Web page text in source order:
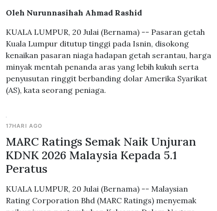
Oleh Nurunnasihah Ahmad Rashid
KUALA LUMPUR, 20 Julai (Bernama) -- Pasaran getah
Kuala Lumpur ditutup tinggi pada Isnin, disokong
kenaikan pasaran niaga hadapan getah serantau, harga
minyak mentah penanda aras yang lebih kukuh serta
penyusutan ringgit berbanding dolar Amerika Syarikat
(AS), kata seorang peniaga.
17HARI AGO
MARC Ratings Semak Naik Unjuran
KDNK 2026 Malaysia Kepada 5.1
Peratus
KUALA LUMPUR, 20 Julai (Bernama) -- Malaysian
Rating Corporation Bhd (MARC Ratings) menyemak